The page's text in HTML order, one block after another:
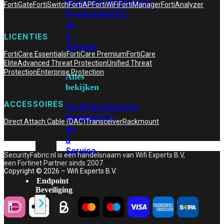
ProtectionEnterprise
ProtectionSOC
as
a
Service
Alles
bekijken
FortiCareSecurity
BundelsSOC
as
a
Service
Endpoint
Beveiliging
FortiGateFortiSwitchFortiAPFortiWiFiFortiManagerFortiAnalyzer
LICENTIES
FortiCare EssentialsFortiCare PremiumFortiCare
EliteAdvanced Threat ProtectionUnified Threat
ProtectionEnterprise Protection
ACCESSOIRES
Direct Attach Cable (DAC)TransceiverRackmount
SecurityFabric.nl is een handelsnaam van Wifi Experts B.V,
een Fortinet Partner sinds 2007.
Copyright © 2026 – Wifi Experts B.V.